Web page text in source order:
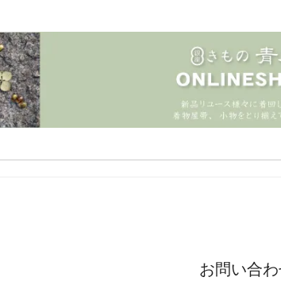
お問い合